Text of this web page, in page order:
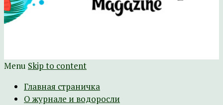
Menu Skip to content
Главная страничка
О журнале и водоросли